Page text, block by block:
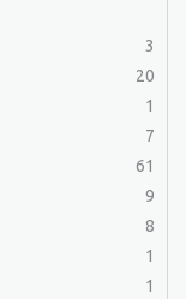
3
20
1
7
61
9
8
1
1